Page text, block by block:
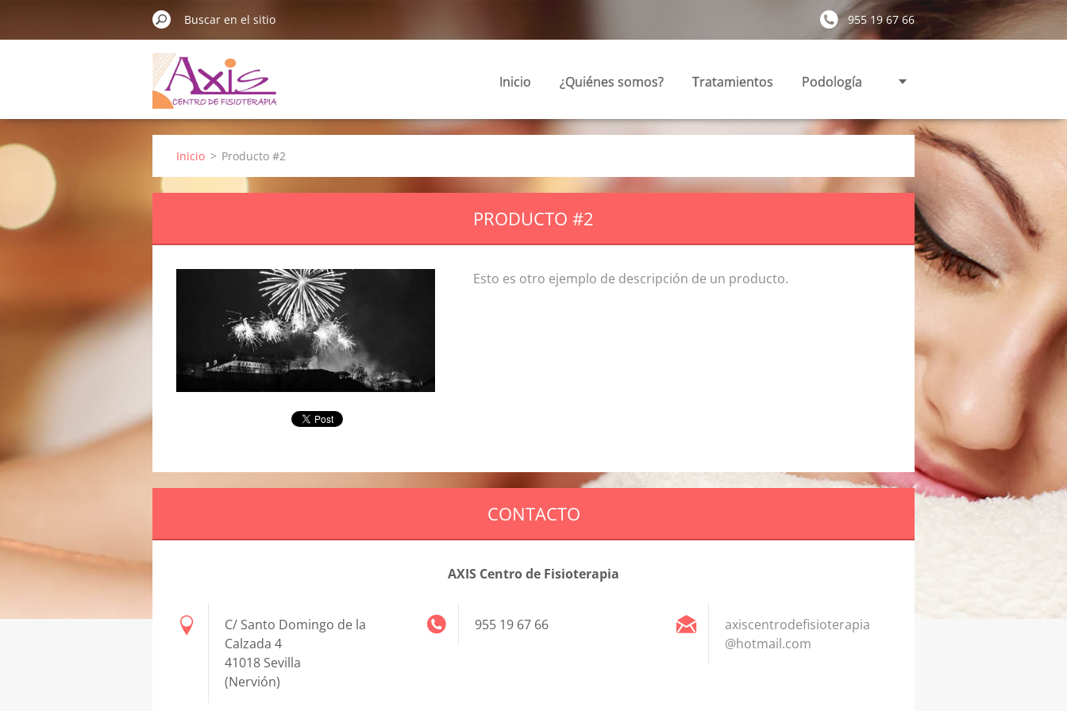
955 19 67 66
Inicio ¿Quiénes somos? Tratamientos Podología
Inicio > Producto #2
PRODUCTO #2
Esto es otro ejemplo de descripción de un producto.
CONTACTO
AXIS Centro de Fisioterapia
C/ Santo Domingo de la
Calzada 4
41018 Sevilla
(Nervión)
955 19 67 66 axiscentrodefisioterapia
@hotmail.com